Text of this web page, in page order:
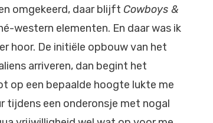
omgekeerd, daar blijft Cowboys &
western elementen. En daar was ik
hoor. De initiële opbouw van het
arriveren, dan begint het
op een bepaalde hoogte lukte me
tijdens een onderonsje met nogal